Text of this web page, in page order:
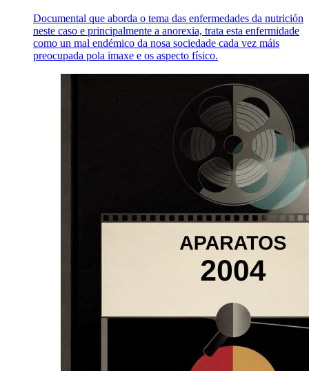
Documental que aborda o tema das enfermedades da nutrición
neste caso e principalmente a anorexia, trata esta enfermidade
como un mal endémico da nosa sociedade cada vez máis
preocupada pola imaxe e os aspecto físico.